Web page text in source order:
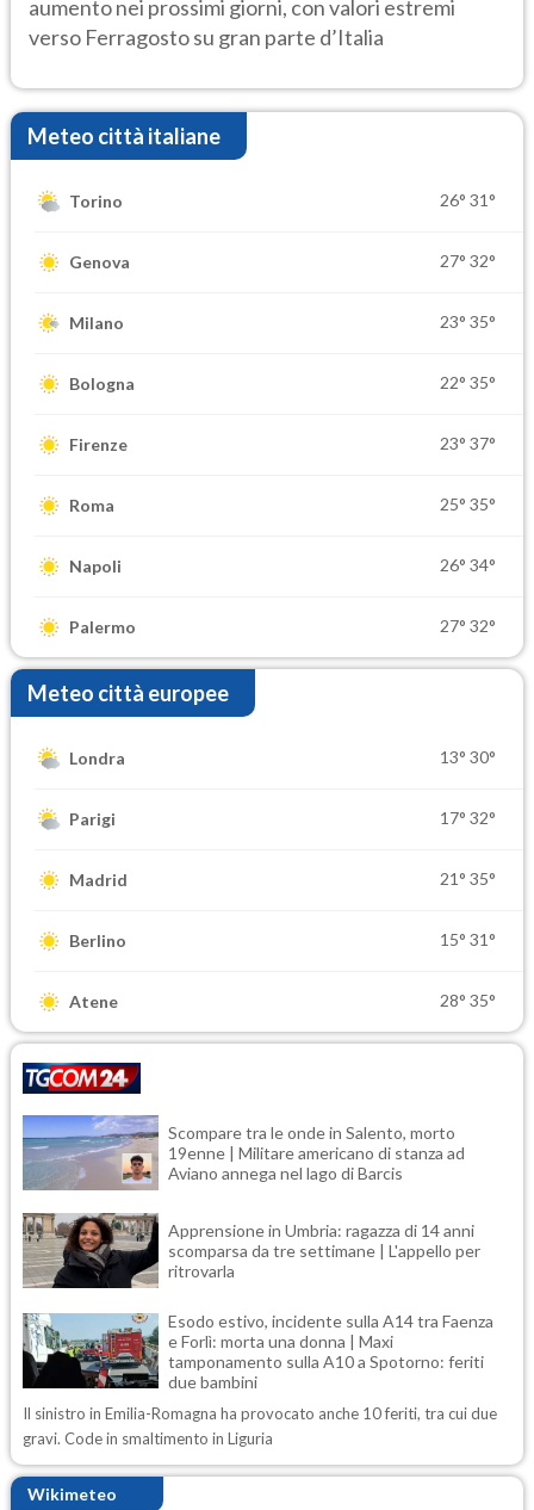
aumento nei prossimi giorni, con valori estremi
verso Ferragosto su gran parte d’Italia
Meteo città italiane
Torino 26° 31°
Genova 27° 32°
Milano 23° 35°
Bologna 22° 35°
Firenze 23° 37°
Roma 25° 35°
Napoli 26° 34°
Palermo 27° 32°
Meteo città europee
Londra 13° 30°
Parigi 17° 32°
Madrid 21° 35°
Berlino 15° 31°
Atene 28° 35°
Scompare tra le onde in Salento, morto
19enne | Militare americano di stanza ad
Aviano annega nel lago di Barcis
Apprensione in Umbria: ragazza di 14 anni
scomparsa da tre settimane | L'appello per
ritrovarla
Esodo estivo, incidente sulla A14 tra Faenza
e Forlì: morta una donna | Maxi
tamponamento sulla A10 a Spotorno: feriti
due bambini
Il sinistro in Emilia-Romagna ha provocato anche 10 feriti, tra cui due
gravi. Code in smaltimento in Liguria
Wikimeteo